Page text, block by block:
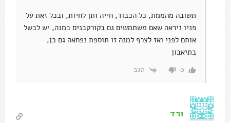
תשובה מהממת, כל הכבוד, חייה ותן לחיות, ובכל זאת על
פניו ניראה שאם משתמשים גם בקורקבנים במנה, יש לבשל
אותם לפני ואז לצרף למנה זו תוספת נפחאה גם כן,
בתיאבון
0 הגב
ורד